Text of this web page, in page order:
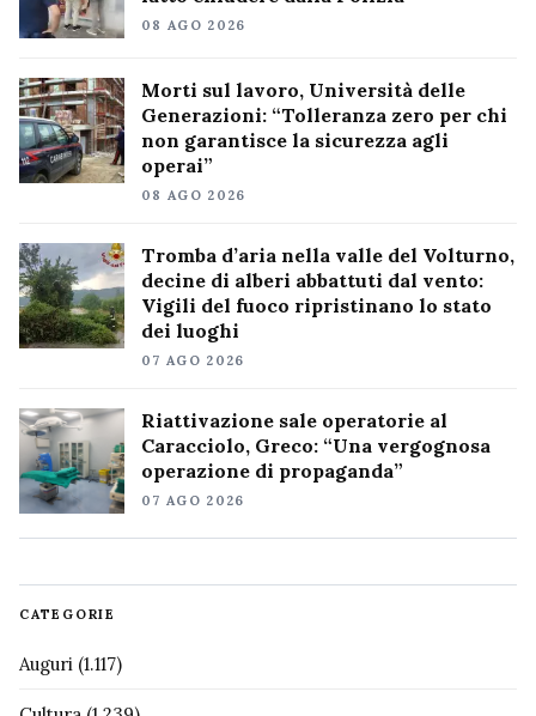
08 AGO 2026
Morti sul lavoro, Università delle
Generazioni: “Tolleranza zero per chi
non garantisce la sicurezza agli
operai”
08 AGO 2026
Tromba d’aria nella valle del Volturno,
decine di alberi abbattuti dal vento:
Vigili del fuoco ripristinano lo stato
dei luoghi
07 AGO 2026
Riattivazione sale operatorie al
Caracciolo, Greco: “Una vergognosa
operazione di propaganda”
07 AGO 2026
CATEGORIE
Auguri (1.117)